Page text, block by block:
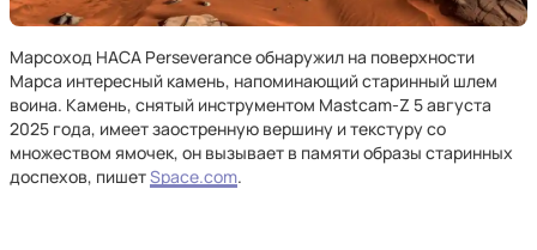
Марсоход НАСА Perseverance обнаружил на поверхности
Марса интересный камень, напоминающий старинный шлем
воина. Камень, снятый инструментом Mastcam-Z 5 августа
2025 года, имеет заостренную вершину и текстуру со
множеством ямочек, он вызывает в памяти образы старинных
доспехов, пишетSpace.com.